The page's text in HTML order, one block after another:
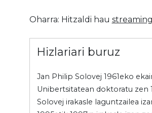
Oharra: Hitzaldi hau streaming
Hizlariari buruz
Jan Philip Solovej 1961eko
Unibertsitatean doktoratu zen
Solovej irakasle laguntzailea